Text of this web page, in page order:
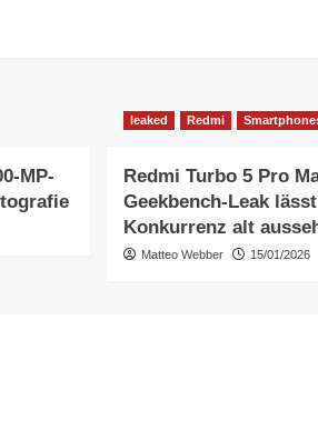
MP-
leaked Redmi
Redmi Turbo 5 Pro
Geekbench-Leak lässt
Konkurrenz alt
Matteo Webber 15/01/2026